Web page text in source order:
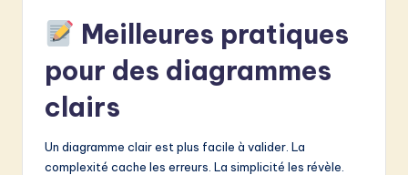
Meilleures pratiques
pour des diagrammes
clairs
Un diagramme clair est plus facile à valider. La
complexité cache les erreurs. La simplicité les révèle.